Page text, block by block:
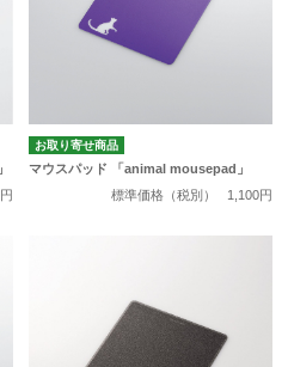
お取り寄せ商品
マウスパッド 「animal mousepad」
標準価格（税別）
1,100円